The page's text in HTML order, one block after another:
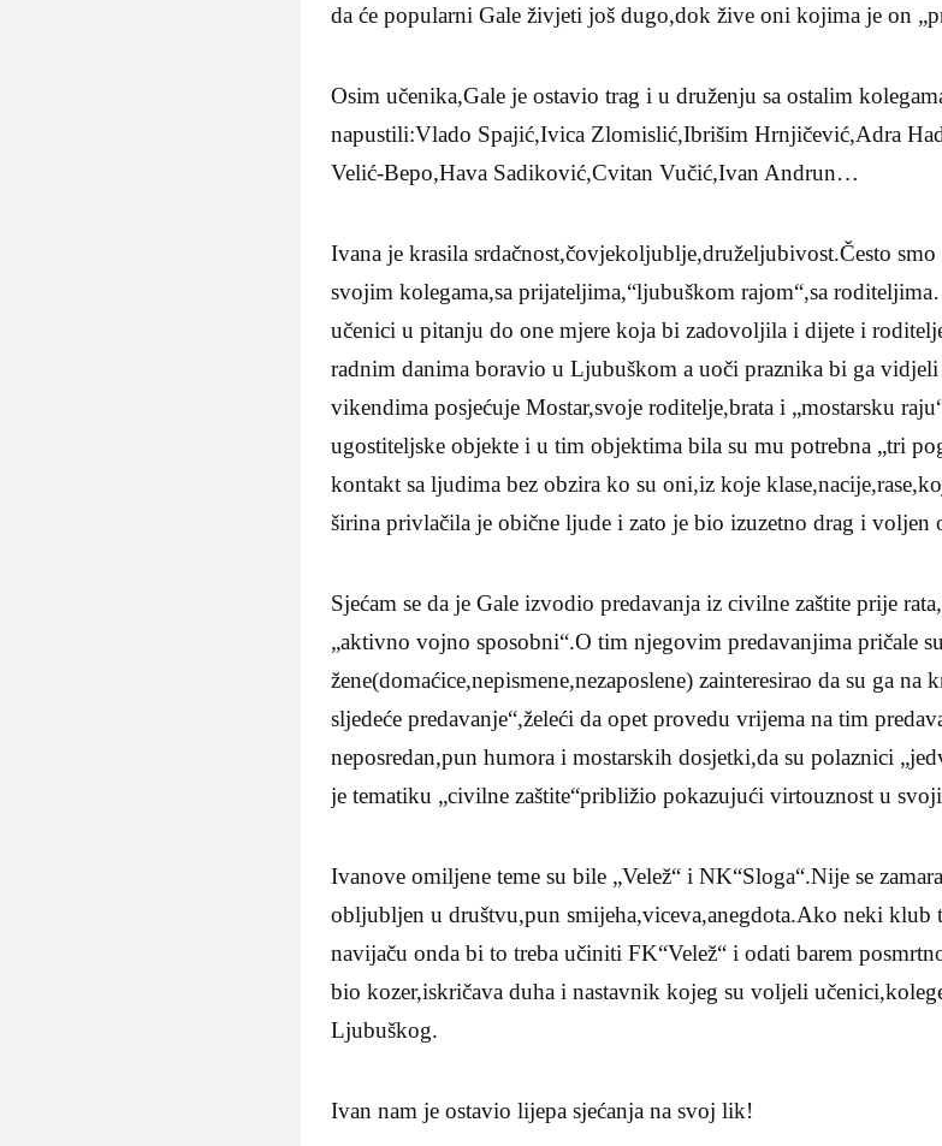
da će popularni Gale živjeti još dugo,dok žive oni kojima je on
Osim učenika,Gale je ostavio trag i u druženju sa ostalim
napustili:Vlado Spajić,Ivica Zlomislić,Ibrišim Hrnjičević,Adra
Velić-Bepo,Hava Sadiković,Cvitan Vučić,Ivan Andrun…
Ivana je krasila srdačnost,čovjekoljublje,druželjubivost.Često
svojim kolegama,sa prijateljima,“ljubuškom rajom“,sa
učenici u pitanju do one mjere koja bi zadovoljila i dijete i
radnim danima boravio u Ljubuškom a uoči praznika bi ga vidjeli
vikendima posjećuje Mostar,svoje roditelje,brata i „mostarsku
ugostiteljske objekte i u tim objektima bila su mu potrebna „tri
kontakt sa ljudima bez obzira ko su oni,iz koje
širina privlačila je obične ljude i zato je bio izuzetno drag i voljen
Sjećam se da je Gale izvodio predavanja iz civilne zaštite prije
„aktivno vojno sposobni“.O tim njegovim predavanjima pričale
žene(domaćice,nepismene,nezaposlene) zainteresirao da su ga na
sljedeće predavanje“,želeći da opet provedu vrijema na tim
neposredan,pun humora i mostarskih dosjetki,da su polaznici
je tematiku „civilne zaštite“približio pokazujući virtouznost u
Ivanove omiljene teme su bile „Velež“ i NK“Sloga“.Nije se
obljubljen u društvu,pun smijeha,viceva,anegdota.Ako neki klub
navijaču onda bi to treba učiniti FK“Velež“ i odati barem
bio kozer,iskričava duha i nastavnik kojeg su voljeli
Ljubuškog.
Ivan nam je ostavio lijepa sjećanja na svoj lik!